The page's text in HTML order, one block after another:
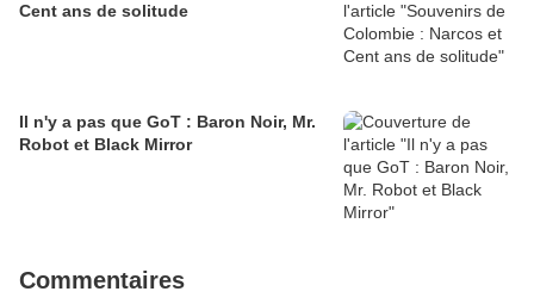
Cent ans de solitude
Il n'y a pas que GoT : Baron Noir, Mr.
Robot et Black Mirror
Commentaires